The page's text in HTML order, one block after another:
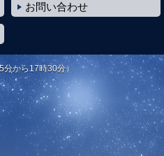
お問い合わせ
分から17時30分）